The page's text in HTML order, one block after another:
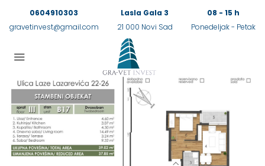
0604910303
gravetinvest@gmail.com
Lasla Gala 3
21 000 Novi Sad
08 - 15 h
Ponedeljak - Petak